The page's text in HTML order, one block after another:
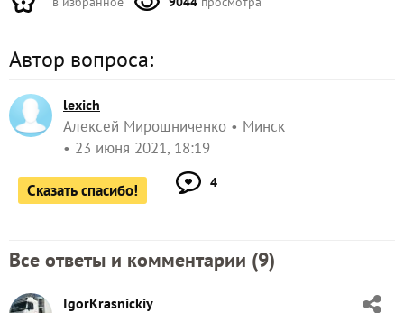
Автор вопроса:
lexich
Алексей Мирошниченко
Минск
23 июня 2021, 18:19
Сказать спасибо! 4
Все ответы и комментарии (9)
IgorKrasnickiy